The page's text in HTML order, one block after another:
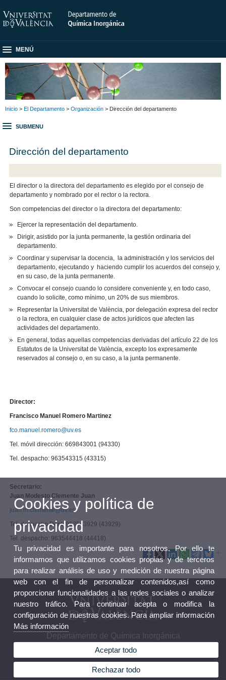
MENÚ
Inicio > El Departamento > Organización > Dirección del departamento
SUBMENU
Dirección del departamento
El director o la directora del departamento es elegido por el consejo de
departamento y nombrado por el rector o la rectora.
Son competencias del director o la directora del departamento:
Ejercer la representación del departamento.
Dirigir, asistido por la junta permanente, la gestión ordinaria del
departamento.
Coordinar y supervisar la docencia, la administración y los servicios del
departamento, ejecutando y haciendo cumplir los acuerdos del consejo y,
en su caso, de la junta permanente.
Convocar el consejo cuando lo considere conveniente y, en todo caso,
cuando lo solicite, como mínimo, un 20% de sus miembros.
Representar la Universitat de València, por delegación expresa del rector
o la rectora, en cualquier clase de actos jurídicos que afecten las
actividades del departamento.
En general, todas aquellas competencias derivadas del artículo 22 de los
Estatutos de la Universitat de València, excepto los expresamente
reservados al consejo o, en su caso, a la junta permanente.
Director:
Francisco Manuel Romero Martinez
fco.manuel.romero@uv.es
Tel. móvil dirección: 669843001 (94330)
Tel. despacho: 963543315 (43315)
Secretario:
Juan Modesto Clemente Juan
juan.m.clemente@uv.es
Tel. despacho Dept. 963543929 (43929)
Tel. despacho: 963544418 (44418)
Departamento de Química Inorgánica
Cookies y política de
privacidad
Tu privacidad es importante para nosotros. Por ello te
informamos que utilizamos cookies propias y de terceros
para realizar análisis de uso y medición de nuestra página
web con el fin de personalizar contenidos,así como
proporcionar funcionalidades a las redes sociales o analizar
nuestro tráfico. Para continuar acepta o modifica la
configuración de nuestras cookies. Para ampliar información
Más información
Aceptar todo
Rechazar todo